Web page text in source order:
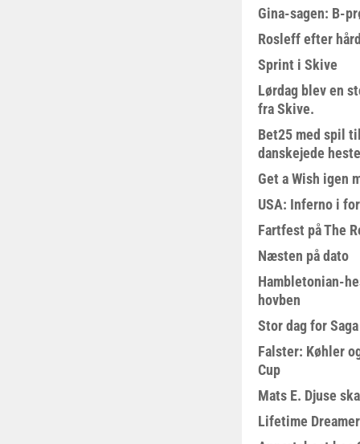
Gina-sagen: B-
Rosleff efter
Sprint i Skive
Lørdag blev en
fra Skive.
Bet25 med spil
danskejede
Get a Wish igen
USA: Inferno i
Fartfest på The
Næsten på dato
Hambletonian-
hovben
Stor dag for
Falster: Køhler
Cup
Mats E. Djuse
Lifetime